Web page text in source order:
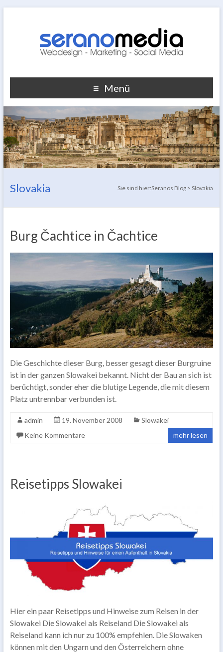
Menü
Slovakia Sie sind hier:Seranos Blog >Slovakia
Burg Čachtice in Čachtice
Die Geschichte dieser Burg, besser gesagt dieser Burgruine
ist in der ganzen Slowakei bekannt. Nicht der Bau an sich ist
berüchtigt, sonder eher die blutige Legende, die mit diesem
Platz untrennbar verbunden ist.
admin 19. November 2008
Slowakei
Keine Kommentare
mehr lesen
Reisetipps Slowakei
Hier ein paar Reisetipps und Hinweise zum Reisen in der
Slowakei Die Slowakei als Reiseland Die Slowakei als
Reiseland kann ich nur zu 100% empfehlen. Die Slowaken
können mit den Ungarn und den Österreichern ohne